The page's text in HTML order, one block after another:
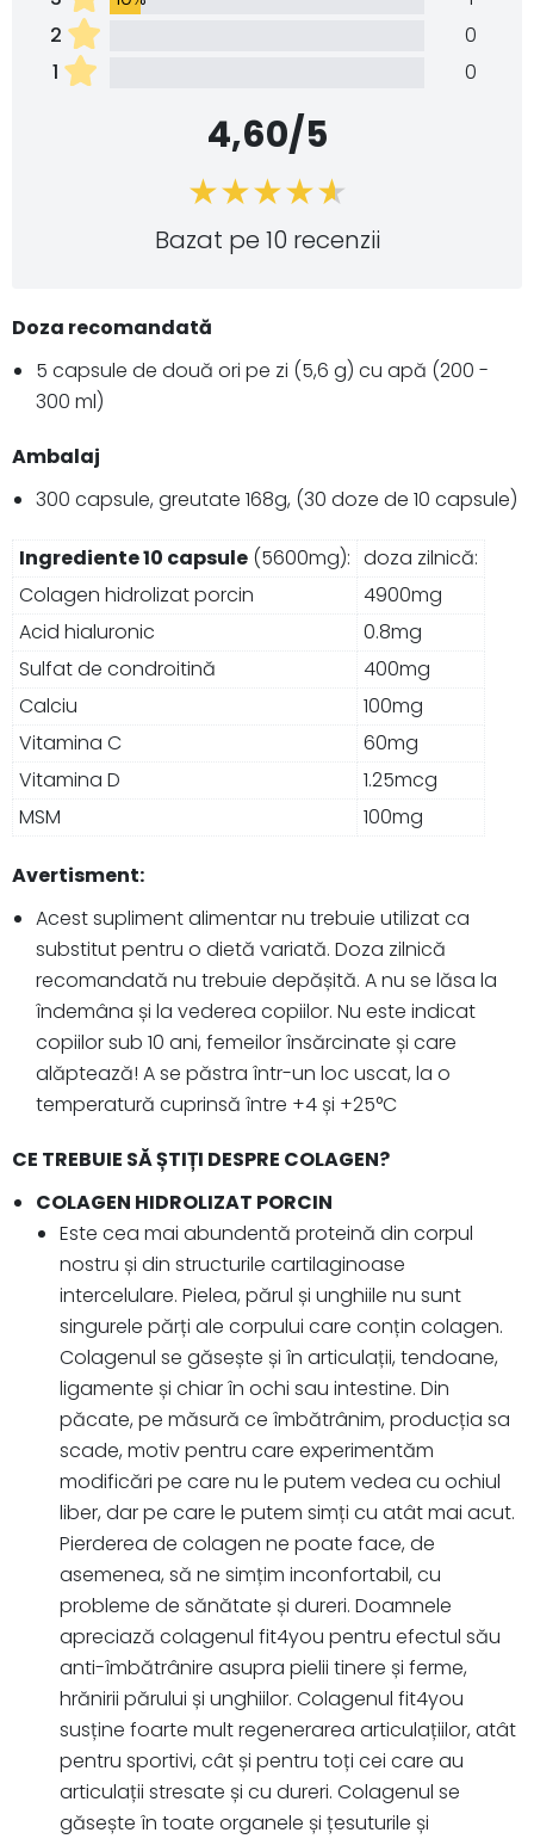
2
0
1
0
4,60/5
Bazat pe 10 recenzii
Doza recomandată
5 capsule de două ori pe zi (5,6 g) cu apă (200 -
300 ml)
Ambalaj
300 capsule, greutate 168g, (30 doze de 10 capsule)
Ingrediente 10 capsule (5600mg): doza zilnică:
Colagen hidrolizat porcin
4900mg
Acid hialuronic
0.8mg
Sulfat de condroitină
400mg
Calciu
100mg
Vitamina C
60mg
Vitamina D
1.25mcg
MSM
100mg
Avertisment:
Acest supliment alimentar nu trebuie utilizat ca
substitut pentru o dietă variată. Doza zilnică
recomandată nu trebuie depășită. A nu se lăsa la
îndemâna și la vederea copiilor. Nu este indicat
copiilor sub 10 ani, femeilor însărcinate și care
alăptează! A se păstra într-un loc uscat, la o
temperatură cuprinsă între +4 și +25°C
CE TREBUIE SĂ ȘTIȚI DESPRE COLAGEN?
COLAGEN HIDROLIZAT PORCIN
Este cea mai abundentă proteină din corpul
nostru și din structurile cartilaginoase
intercelulare. Pielea, părul și unghiile nu sunt
singurele părți ale corpului care conțin colagen.
Colagenul se găsește și în articulații, tendoane,
ligamente și chiar în ochi sau intestine. Din
păcate, pe măsură ce îmbătrânim, producția sa
scade, motiv pentru care experimentăm
modificări pe care nu le putem vedea cu ochiul
liber, dar pe care le putem simți cu atât mai acut.
Pierderea de colagen ne poate face, de
asemenea, să ne simțim inconfortabil, cu
probleme de sănătate și dureri. Doamnele
apreciază colagenul fit4you pentru efectul său
anti-îmbătrânire asupra pielii tinere și ferme,
hrănirii părului și unghiilor. Colagenul fit4you
susține foarte mult regenerarea articulațiilor, atât
pentru sportivi, cât și pentru toți cei care au
articulații stresate și cu dureri. Colagenul se
găsește în toate organele și țesuturile și